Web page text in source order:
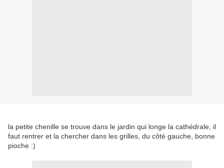
la petite chenille se trouve dans le jardin qui longe la cathédrale, il
faut rentrer et la chercher dans les grilles, du côté gauche, bonne
pioche :)